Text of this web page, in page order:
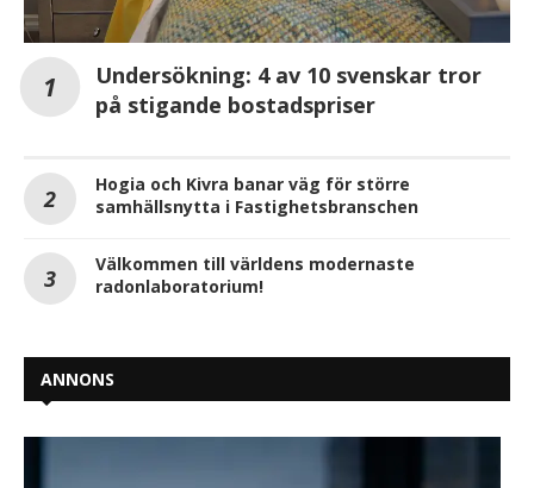
Undersökning: 4 av 10 svenskar tror
på stigande bostadspriser
Hogia och Kivra banar väg för större
samhällsnytta i Fastighetsbranschen
Välkommen till världens modernaste
radonlaboratorium!
ANNONS